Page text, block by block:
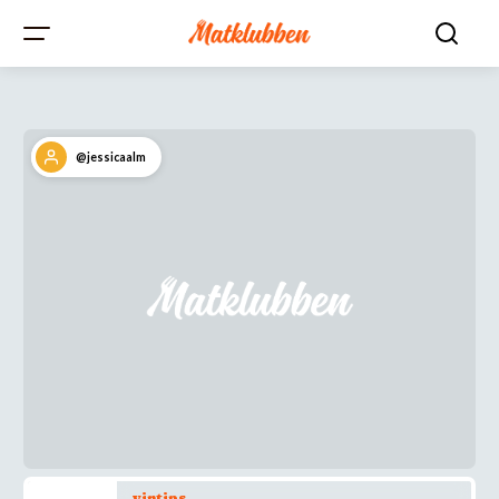
@jessicaalm